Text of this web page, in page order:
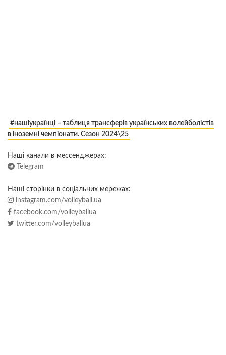
#нашіукраїнці – таблиця трансферів українських волейболістів
в іноземні чемпіонати. Сезон 2024\25
Наші канали в мессенджерах:
Telegram
Наші сторінки в соціальних мережах:
instagram.com/volleyball.ua
facebook.com/volleyballua
twitter.com/volleyballua